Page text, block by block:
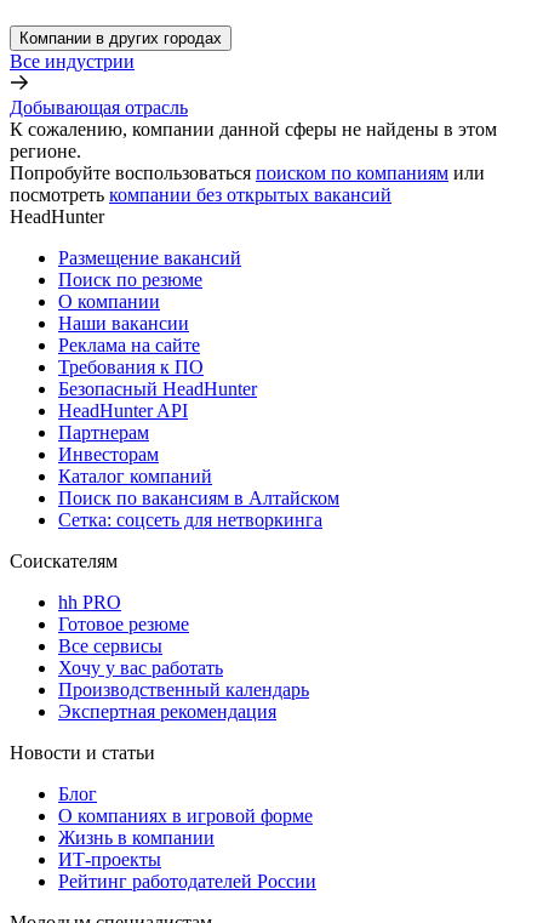
Компании в других городах
Все индустрии
Добывающая отрасль
К сожалению, компании данной сферы не найдены в этом
регионе.
Попробуйте воспользоваться поиском по компаниям или
посмотреть компании без открытых вакансий
HeadHunter
Размещение вакансий
Поиск по резюме
О компании
Наши вакансии
Реклама на сайте
Требования к ПО
Безопасный HeadHunter
HeadHunter API
Партнерам
Инвесторам
Каталог компаний
Поиск по вакансиям в Алтайском
Сетка: соцсеть для нетворкинга
Соискателям
hh PRO
Готовое резюме
Все сервисы
Хочу у вас работать
Производственный календарь
Экспертная рекомендация
Новости и статьи
Блог
О компаниях в игровой форме
Жизнь в компании
ИТ-проекты
Рейтинг работодателей России